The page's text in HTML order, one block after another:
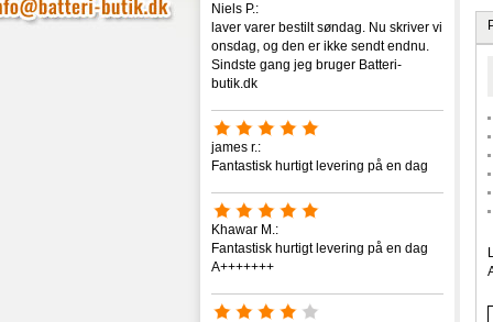
Niels P.:
laver varer bestilt søndag. Nu skriver vi
onsdag, og den er ikke sendt endnu.
Sindste gang jeg bruger Batteri-
butik.dk
james r.:
Fantastisk hurtigt levering på en dag
Khawar M.:
Fantastisk hurtigt levering på en dag
A+++++++